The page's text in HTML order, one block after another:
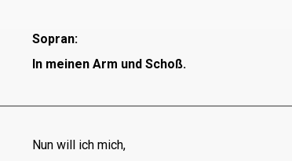
Sopran:
In meinen Arm und Schoß.
Nun will ich mich,